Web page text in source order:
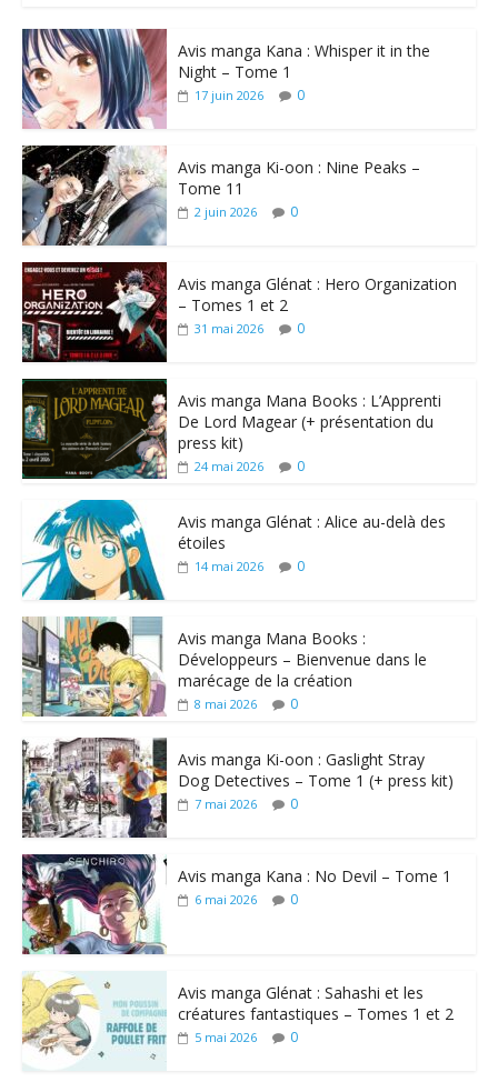
Avis manga Kana : Whisper it in the
Night – Tome 1
17 juin 2026 0
Avis manga Ki-oon : Nine Peaks –
Tome 11
2 juin 2026 0
Avis manga Glénat : Hero Organization
– Tomes 1 et 2
31 mai 2026 0
Avis manga Mana Books : L’Apprenti
De Lord Magear (+ présentation du
press kit)
24 mai 2026 0
Avis manga Glénat : Alice au-delà des
étoiles
14 mai 2026 0
Avis manga Mana Books :
Développeurs – Bienvenue dans le
marécage de la création
8 mai 2026 0
Avis manga Ki-oon : Gaslight Stray
Dog Detectives – Tome 1 (+ press kit)
7 mai 2026 0
Avis manga Kana : No Devil – Tome 1
6 mai 2026 0
Avis manga Glénat : Sahashi et les
créatures fantastiques – Tomes 1 et 2
5 mai 2026 0